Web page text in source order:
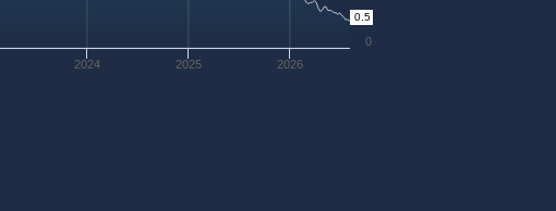
2024 2025 2026
0
0.5